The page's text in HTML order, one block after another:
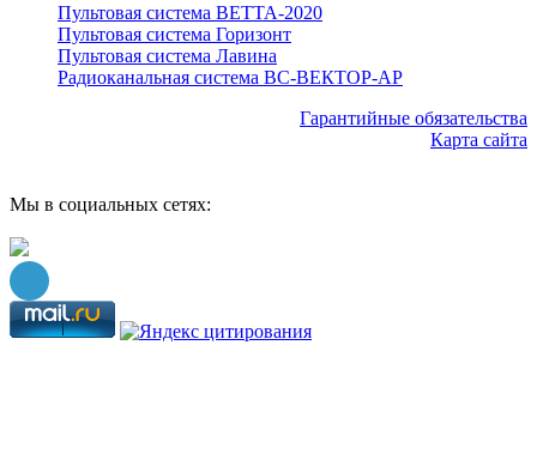
Пультовая система ВЕТТА-2020
Пультовая система Горизонт
Пультовая система Лавина
Радиоканальная система ВС-ВЕКТОР-АР
Гарантийные обязательства
Карта сайта
Мы в социальных сетях: